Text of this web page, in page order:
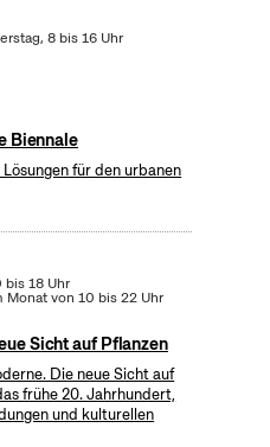
8 bis 16 Uhr
Biennale
für den urbanen
bis 18 Uhr
von 10 bis 22 Uhr
Sicht auf Pflanzen
Die neue Sicht auf
frühe 20. Jahrhundert,
und kulturellen